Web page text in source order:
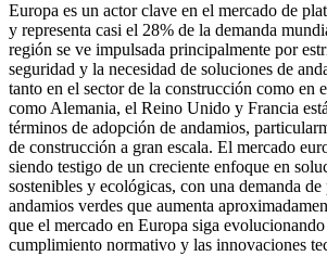
Europa es un actor clave en el mercado de
y representa casi el 28% de la demanda
región se ve impulsada principalmente por
seguridad y la necesidad de soluciones de
tanto en el sector de la construcción como en
como Alemania, el Reino Unido y Francia
términos de adopción de andamios,
de construcción a gran escala. El mercado
siendo testigo de un creciente enfoque en
sostenibles y ecológicas, con una demanda de
andamios verdes que aumenta
que el mercado en Europa siga
cumplimiento normativo y las innovaciones